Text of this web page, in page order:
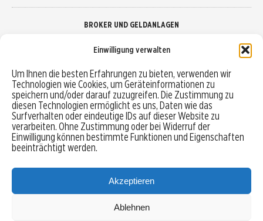
Einwilligung verwalten
Um Ihnen die besten Erfahrungen zu bieten, verwenden wir
Technologien wie Cookies, um Geräteinformationen zu
speichern und/oder darauf zuzugreifen. Die Zustimmung zu
diesen Technologien ermöglicht es uns, Daten wie das
Surfverhalten oder eindeutige IDs auf dieser Website zu
verarbeiten. Ohne Zustimmung oder bei Widerruf der
Einwilligung können bestimmte Funktionen und Eigenschaften
beeinträchtigt werden.
Akzeptieren
Ablehnen
BROKER UND GELDANLAGEN
Robo-Advisor vergleichen
Depotvergleich
Festgeld vergleichen
Tagesgeld vergleichen